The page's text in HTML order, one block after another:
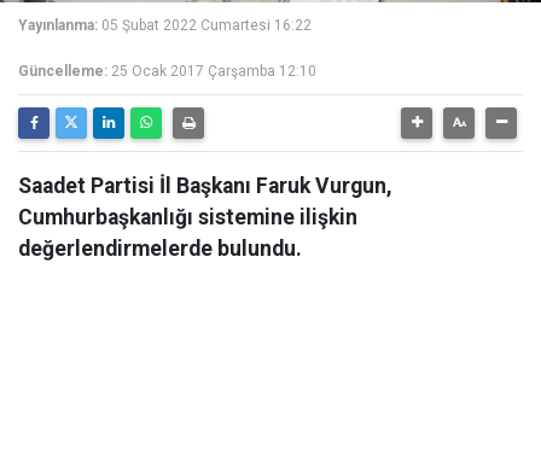
Yayınlanma: 05 Şubat 2022 Cumartesi 16:22
Güncelleme: 25 Ocak 2017 Çarşamba 12:10
Saadet Partisi İl Başkanı Faruk Vurgun,
Cumhurbaşkanlığı sistemine ilişkin
değerlendirmelerde bulundu.